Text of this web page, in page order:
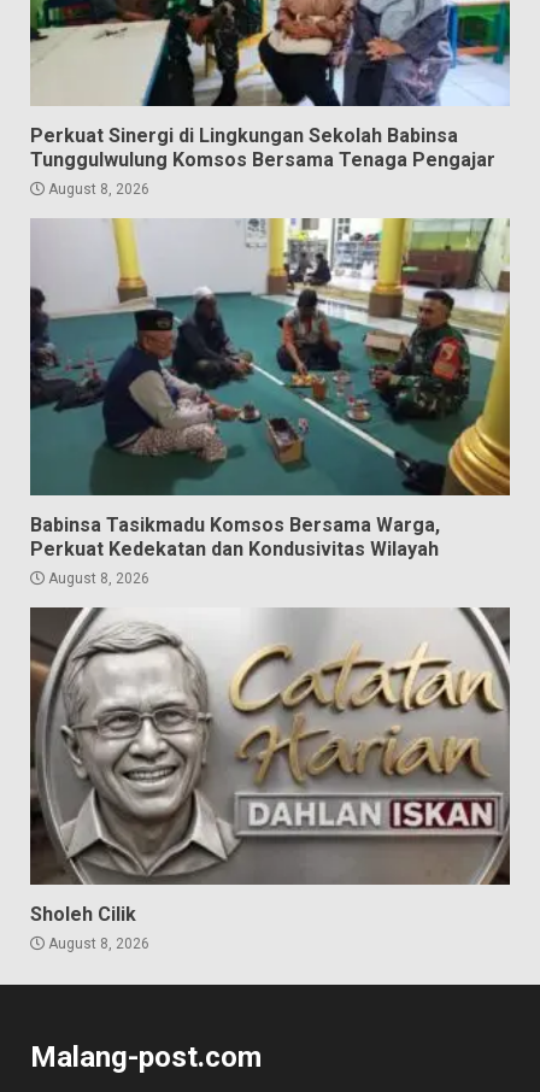
Perkuat Sinergi di Lingkungan Sekolah Babinsa
Tunggulwulung Komsos Bersama Tenaga Pengajar
August 8, 2026
Babinsa Tasikmadu Komsos Bersama Warga,
Perkuat Kedekatan dan Kondusivitas Wilayah
August 8, 2026
Sholeh Cilik
August 8, 2026
Malang-post.com